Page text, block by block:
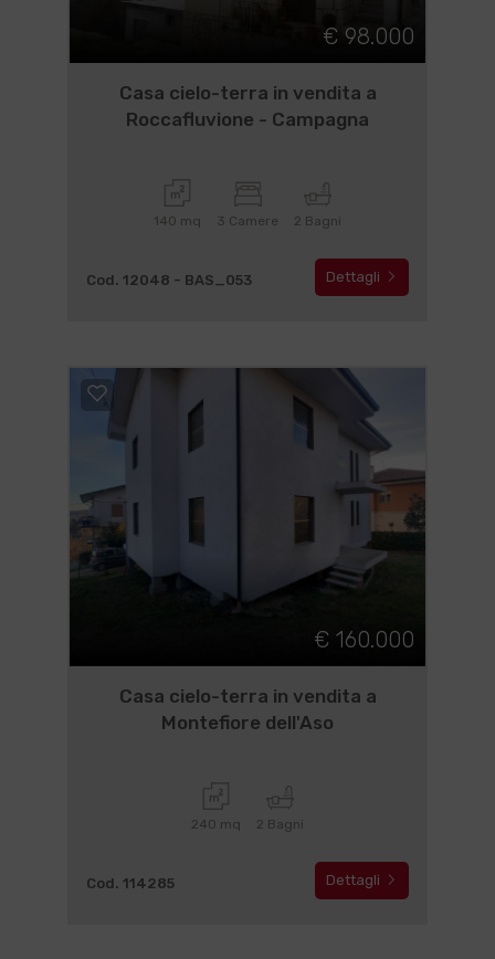
€ 98.000
Casa cielo-terra in vendita a
Roccafluvione - Campagna
140 mq 3 Camere 2 Bagni
Cod. 12048 - BAS_053 Dettagli
€ 160.000
Casa cielo-terra in vendita a
Montefiore dell'Aso
240 mq 2 Bagni
Cod. 114285 Dettagli